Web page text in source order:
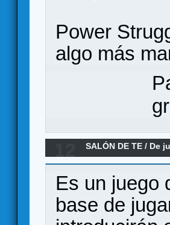
Power
algo más
SALÓN DE TE / De
pero como es...
Es un juego
base de